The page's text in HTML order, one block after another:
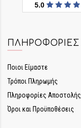
5.0
ΠΛΗΡΟΦΟΡΊΕΣ
Ποιοι Είμαστε
Τρόποι Πληρωμής
Πληροφορίες Αποστολής
Όροι και Προϋποθέσεις